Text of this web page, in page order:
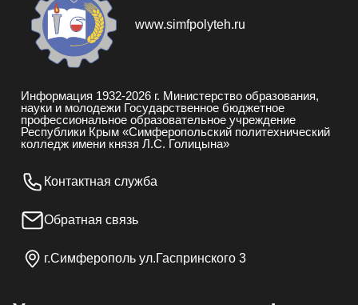
www.simfpolyteh.ru
Информация 1932-2026 г. Министерство образования,
науки и молодежи Государственное бюджетное
профессиональное образовательное учреждение
Республики Крым «Симферопольский политехнический
колледж имени князя Л.С. Голицына»
Контактная служба
Обратная связь
г.Симферополь ул.Гаспринского 3